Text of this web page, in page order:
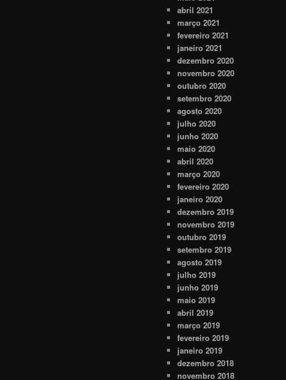
abril 2021
março 2021
fevereiro 2021
janeiro 2021
dezembro 2020
novembro 2020
outubro 2020
setembro 2020
agosto 2020
julho 2020
junho 2020
maio 2020
abril 2020
março 2020
fevereiro 2020
janeiro 2020
dezembro 2019
novembro 2019
outubro 2019
setembro 2019
agosto 2019
julho 2019
junho 2019
maio 2019
abril 2019
março 2019
fevereiro 2019
janeiro 2019
dezembro 2018
novembro 2018